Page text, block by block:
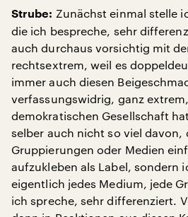
Strube: Zunächst einmal stelle
die ich bespreche, sehr
auch durchaus vorsichtig mit
rechtsextrem, weil es
immer auch diesen
verfassungswidrig, ganz
demokratischen Gesellschaft
selber auch nicht so viel davon,
Gruppierungen oder Medien
aufzukleben als Label, sondern
eigentlich jedes Medium, jede
ich spreche, sehr differenziert.